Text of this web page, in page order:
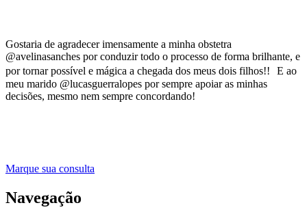
Gostaria de agradecer imensamente a minha obstetra
@avelinasanches por conduzir todo o processo de forma brilhante, e
por tornar possível e mágica a chegada dos meus dois filhos!! E ao
meu marido @lucasguerralopes por sempre apoiar as minhas
decisões, mesmo nem sempre concordando!
Marque sua consulta
Navegação